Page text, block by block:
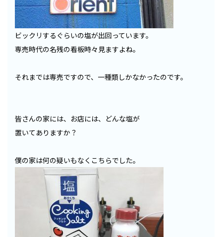
ビックリするぐらいの塩が出回っています。
専売時代の名残の看板時々見ますよね。
それまでは専売ですので、一種類しかなかったのです。
皆さんの家には、お店には、どんな塩が
置いてありますか？
僕の家は何の疑いもなくこちらでした。